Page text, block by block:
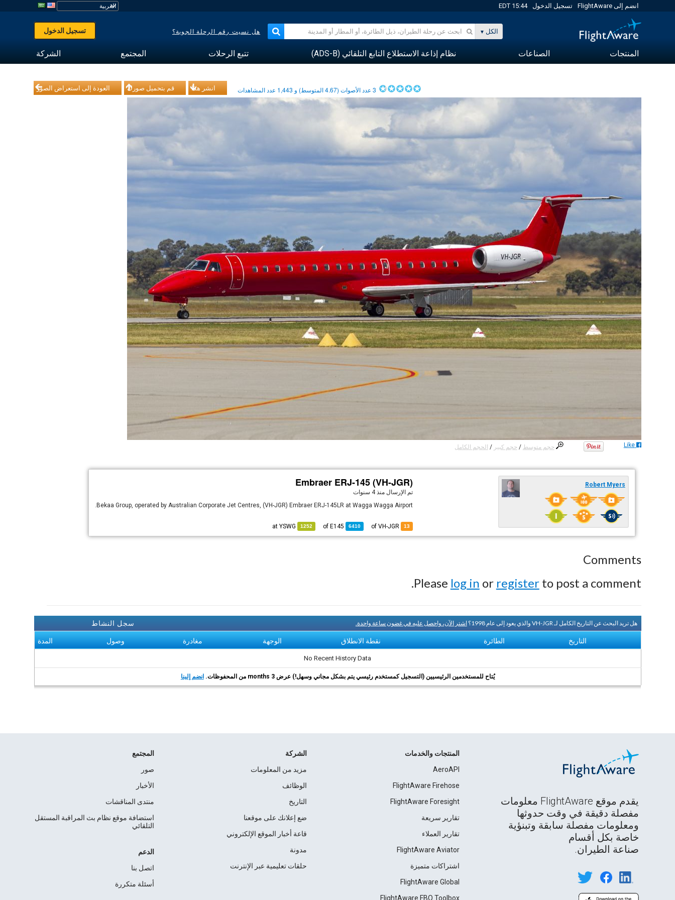
انضم إلى FlightAware تسجيل الدخول 15:44 EDT
الكل هل نسيت رقم الرحلة الجوية؟ تسجيل الدخول
المنتجات الصناعات نظام إذاعة الاستطلاع التابع التلقائي (ADS-B) تتبع الرحلات المجتمع الشركة
العودة إلى استعراض الصور قم بتحميل صورك انشر هذا 3عدد الأصوات (4.67المتوسط) و 1,443 عدد المشاهدات
حجم متوسط / حجم كبير / الحجم الكامل Like
Embraer ERJ-145 (VH-JGR)
تم الإرسال منذ 4 سنوات
Bekaa Group, operated by Australian Corporate Jet Centres, (VH-JGR) Embraer ERJ-145LR at Wagga Wagga Airport.
13
6410
E145
1252
YSWG
Robert Myers
Comments
Please log in or registerto post a comment.
سجل النشاط هل تريد البحث عن التاريخ الكامل لـ VH-JGR والذي يعود إلى عام 1998؟ اشتر الآن، واحصل عليه في غضون ساعة واحدة.
التاريخ الطائرة نقطة الانطلاق الوجهة مغادرة وصول المدة
No Recent History Data
يُتاح للمستخدمين الرئيسيين (التسجيل كمستخدم رئيسي يتم بشكل مجاني وسهل!) عرض 3 months من المحفوظات. انضم إلينا
يقدم موقع FlightAware معلومات
مفصلة دقيقة في وقت حدوثها
ومعلومات مفصلة سابقة وتبنؤية
خاصة بكل أقسام
صناعة الطيران.
المنتجات والخدمات
AeroAPI
FlightAware Firehose
FlightAware Foresight
تقارير سريعة
تقارير العملاء
FlightAware Aviator
اشتراكات متميزة
FlightAware Global
FlightAware FBO Toolbox
الشركة
مزيد من المعلومات
الوظائف
التاريخ
ضع إعلانك على موقعنا
قاعة أخبار الموقع الإلكتروني
مدونة
حلقات تعليمية عبر الإنترنت
المجتمع
صور
الأخبار
منتدى المناقشات
استضافة موقع نظام بث المراقبة المستقل
التلقائي
الدعم
اتصل بنا
أسئلة متكررة